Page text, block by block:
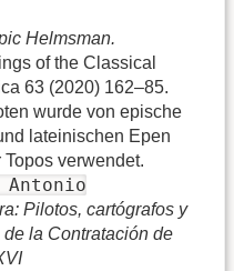
Helmsman.
of the Classical
63 (2020) 162–85.
wurde von epische
lateinischen Epen
verwendet.
Antonio
Pilotos, cartógrafos y
la Contratación de